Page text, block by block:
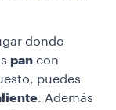
donde
pan con
puedes
. Además